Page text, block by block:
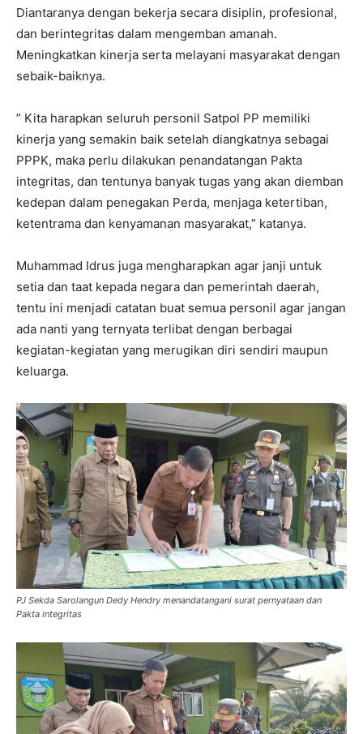
Diantaranya dengan bekerja secara disiplin, profesional,
dan berintegritas dalam mengemban amanah.
Meningkatkan kinerja serta melayani masyarakat dengan
sebaik-baiknya.
” Kita harapkan seluruh personil Satpol PP memiliki
kinerja yang semakin baik setelah diangkatnya sebagai
PPPK, maka perlu dilakukan penandatangan Pakta
integritas, dan tentunya banyak tugas yang akan diemban
kedepan dalam penegakan Perda, menjaga ketertiban,
ketentrama dan kenyamanan masyarakat,” katanya.
Muhammad Idrus juga mengharapkan agar janji untuk
setia dan taat kepada negara dan pemerintah daerah,
tentu ini menjadi catatan buat semua personil agar jangan
ada nanti yang ternyata terlibat dengan berbagai
kegiatan-kegiatan yang merugikan diri sendiri maupun
keluarga.
PJ Sekda Sarolangun Dedy Hendry menandatangani surat pernyataan dan
Pakta integritas